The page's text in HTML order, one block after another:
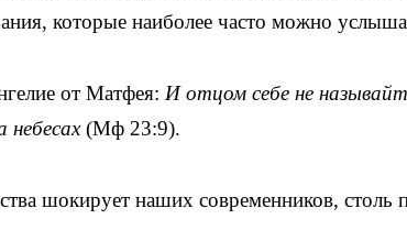
которые наиболее часто можно
от Матфея: И отцом себе не
(Мф 23:9).
шокирует наших современников, столь